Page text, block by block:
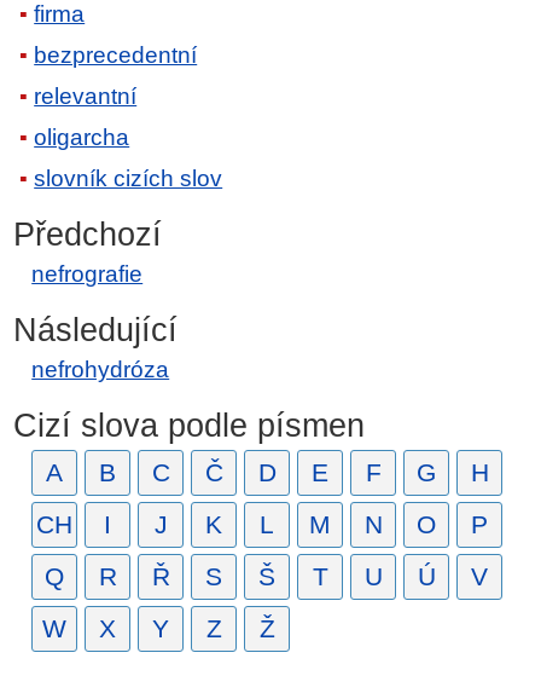
firma
bezprecedentní
relevantní
oligarcha
slovník cizích slov
Předchozí
nefrografie
Následující
nefrohydróza
Cizí slova podle písmen
A B C Č D E F G
H
CH
I J K L M N O
P
Q
R Ř S Š T U Ú
V
W
X Y Z Ž